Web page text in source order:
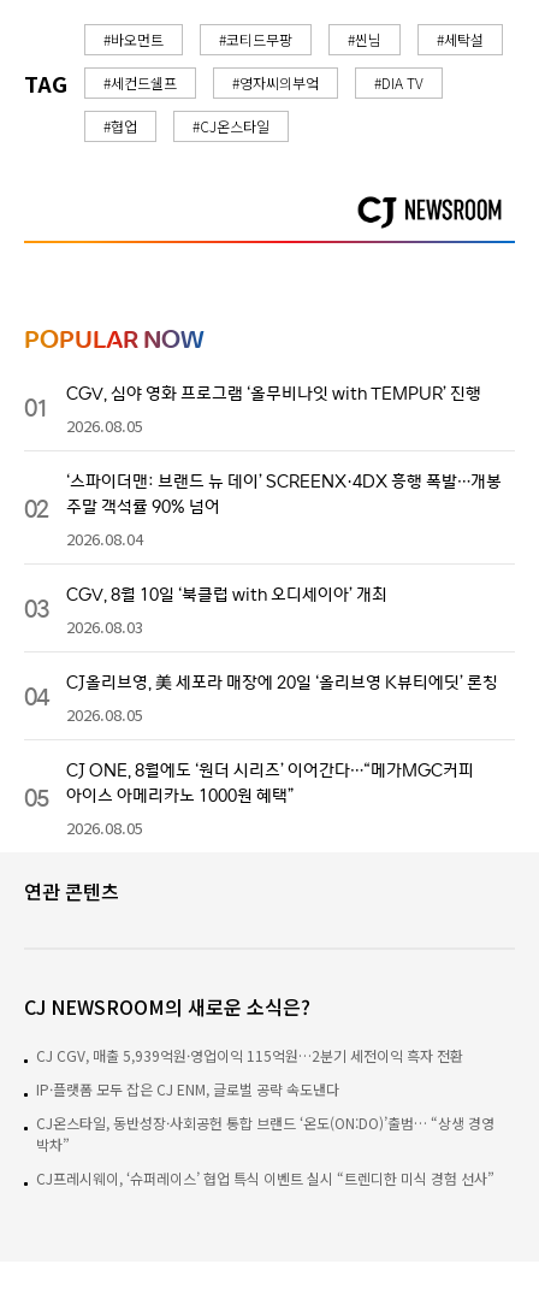
TAG
#바오먼트 #코티드무팡 #씬님 #세탁설
#세컨드쉘프 #영자씨의부엌 #DIA TV
#협업 #CJ온스타일
POPULAR NOW
01 CGV, 심야 영화 프로그램 ‘올무비나잇 with TEMPUR’ 진행
2026.08.05
02
‘스파이더맨: 브랜드 뉴 데이’ SCREENX·4DX 흥행 폭발…개봉
주말 객석률 90% 넘어
2026.08.04
03 CGV, 8월 10일 ‘북클럽 with 오디세이아’ 개최
2026.08.03
04 CJ올리브영, 美 세포라 매장에 20일 ‘올리브영 K뷰티에딧’ 론칭
2026.08.05
05
CJ ONE, 8월에도 ‘원더 시리즈’ 이어간다…“메가MGC커피
아이스 아메리카노 1000원 혜택”
2026.08.05
연관 콘텐츠
CJ NEWSROOM의 새로운 소식은?
CJ CGV, 매출 5,939억원·영업이익 115억원…2분기 세전이익 흑자 전환
IP·플랫폼 모두 잡은 CJ ENM, 글로벌 공략 속도낸다
CJ온스타일, 동반성장·사회공헌 통합 브랜드 ‘온도(ON:DO)’출범… “상생 경영
박차”
CJ프레시웨이, ‘슈퍼레이스’ 협업 특식 이벤트 실시 “트렌디한 미식 경험 선사”